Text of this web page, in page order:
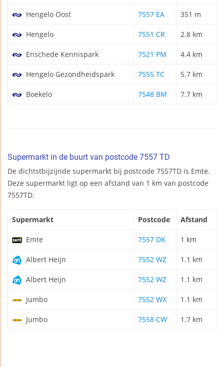
Hengelo Oost 7557 EA 351 m
Hengelo 7551 CR 2.8 km
Enschede Kennispark 7521 PM 4.4 km
Hengelo Gezondheidspark 7555 TC 5.7 km
Boekelo 7548 BM 7.7 km
Supermarkt in de buurt van postcode 7557 TD
De dichtstbijzijnde supermarkt bij postcode 7557TD is Emte.
Deze supermarkt ligt op een afstand van 1 km van postcode
7557TD.
Supermarkt Postcode Afstand
Emte 7557 DK 1 km
Albert Heijn 7552 WZ 1.1 km
Albert Heijn 7552 WZ 1.1 km
Jumbo 7552 WX 1.1 km
Jumbo 7558 CW 1.7 km